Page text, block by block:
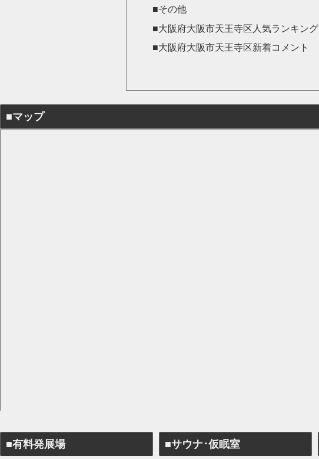
■その他
■大阪府大阪市天王寺区人気ランキング
■大阪府大阪市天王寺区新着コメント
■マップ
■有料発展場
■サウナ･仮眠室